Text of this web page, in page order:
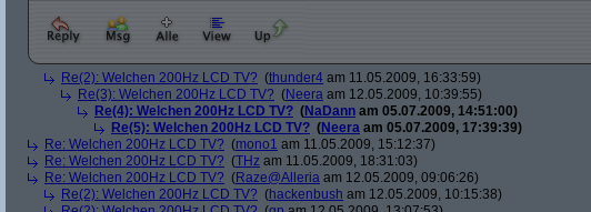
Re(2): Welchen 200Hz LCD TV? (thunder4 am 11.05.2009, 16:33:59)
Re(3): Welchen 200Hz LCD TV? (Neera am 12.05.2009, 10:39:55)
Re(4): Welchen 200Hz LCD TV? (NaDann am 05.07.2009, 14:51:00)
Re(5): Welchen 200Hz LCD TV? (Neera am 05.07.2009, 17:39:39)
Re: Welchen 200Hz LCD TV? (mono1 am 11.05.2009, 15:12:37)
Re: Welchen 200Hz LCD TV? (THz am 11.05.2009, 18:31:03)
Re: Welchen 200Hz LCD TV? (Raze@Alleria am 12.05.2009, 09:06:26)
Re(2): Welchen 200Hz LCD TV? (hackenbush am 12.05.2009, 10:15:38)